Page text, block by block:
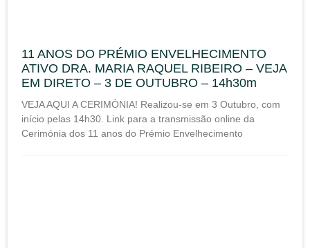
11 ANOS DO PRÉMIO ENVELHECIMENTO
ATIVO DRA. MARIA RAQUEL RIBEIRO – VEJA
EM DIRETO – 3 DE OUTUBRO – 14h30m
VEJA AQUI A CERIMÓNIA! Realizou-se em 3 Outubro, com
início pelas 14h30. Link para a transmissão online da
Cerimónia dos 11 anos do Prémio Envelhecimento